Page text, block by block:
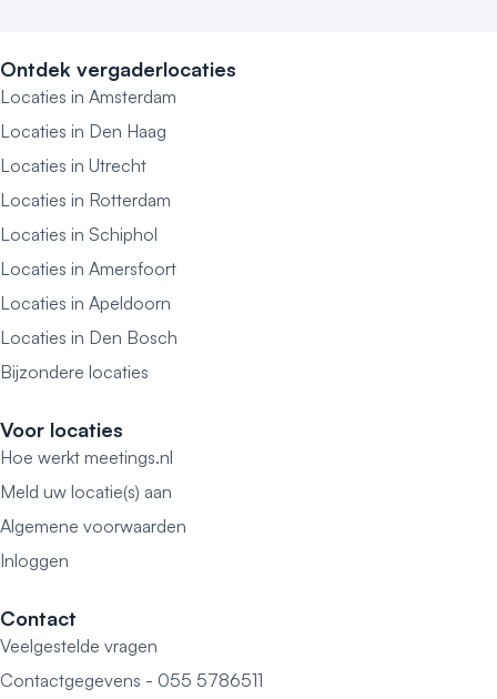
Ontdek vergaderlocaties
Locaties in Amsterdam
Locaties in Den Haag
Locaties in Utrecht
Locaties in Rotterdam
Locaties in Schiphol
Locaties in Amersfoort
Locaties in Apeldoorn
Locaties in Den Bosch
Bijzondere locaties
Voor locaties
Hoe werkt meetings.nl
Meld uw locatie(s) aan
Algemene voorwaarden
Inloggen
Contact
Veelgestelde vragen
Contactgegevens - 055 5786511